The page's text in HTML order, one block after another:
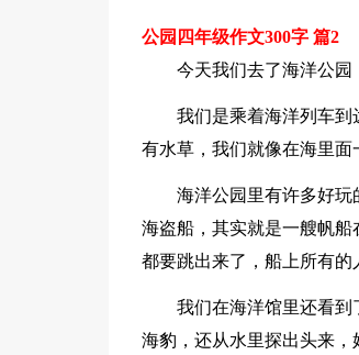
公园四年级作文300字 篇2
今天我们去了海洋公园
我们是乘着海洋列车
有水草，我们就像在海里面
海洋公园里有许多好
海盗船，其实就是一艘帆
都要跳出来了，船上所有的
我们在海洋馆里还看
海豹，还从水里探出头来